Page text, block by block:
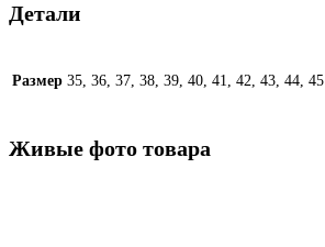
Детали
Размер 35, 36, 37, 38, 39, 40, 41, 42, 43, 44, 45
Живые фото товара